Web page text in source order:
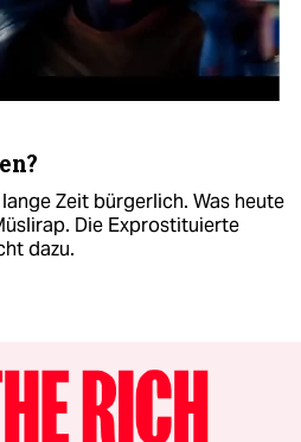
Zeit bürgerlich. Was heute
Die Exprostituierte
dazu.